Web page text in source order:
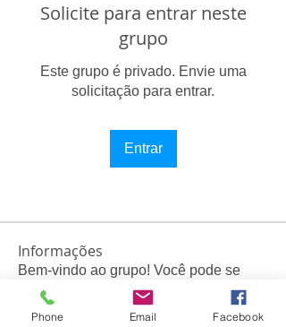
Solicite para entrar neste
grupo
Este grupo é privado. Envie uma
solicitação para entrar.
Entrar
Informações
Bem-vindo ao grupo! Você pode se
conectar com outros membros
Leia Mais
Phone Email Facebook